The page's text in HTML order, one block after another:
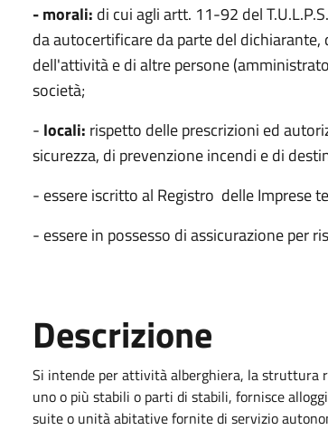
- morali: di cui agli artt. 11-92 del
da autocertificare da parte del
dell'attività e di altre persone
società;
- locali: rispetto delle prescrizioni ed
sicurezza, di prevenzione incendi e di
- essere iscritto al Registro delle Imprese
- essere in possesso di assicurazione per
Descrizione
Si intende per attività alberghiera, la struttura
uno o più stabili o parti di stabili, fornisce
suite o unità abitative fornite di servizio